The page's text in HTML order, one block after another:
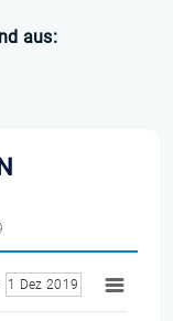
aus:
1 Dez 2019